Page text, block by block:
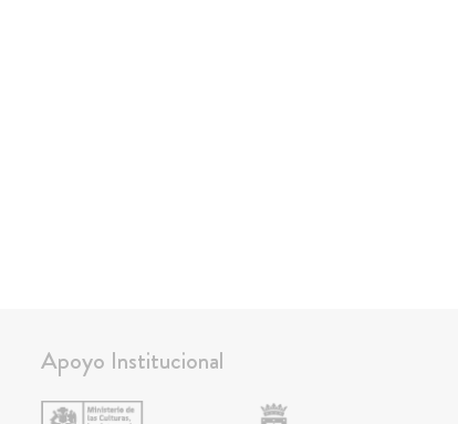
Apoyo Institucional